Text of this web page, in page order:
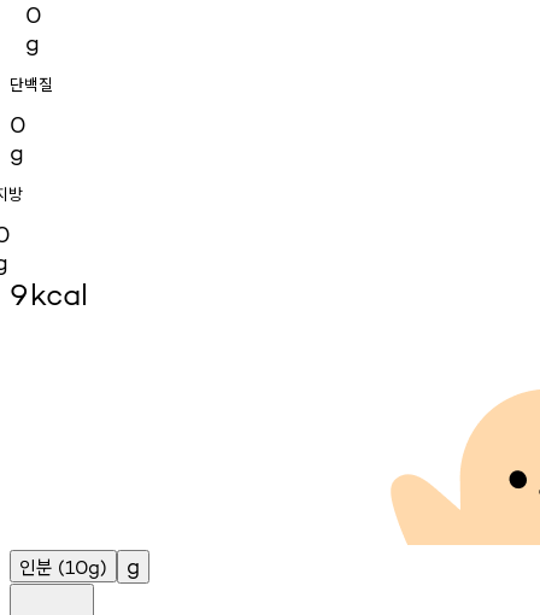
0
g
단백질
0
g
방
9kcal
인분 (10g) g